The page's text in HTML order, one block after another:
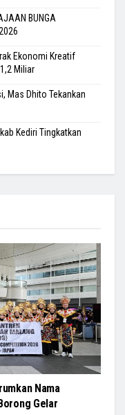
BUNGA
Ekonomi Kreatif
Miliar
Mas Dhito Tekankan
Kediri Tingkatkan
Nama
Gelar